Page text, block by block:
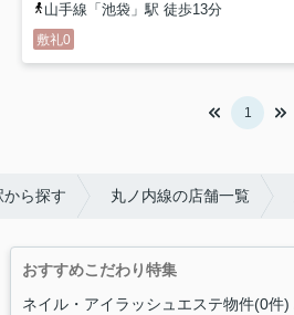
山手線「池袋」駅 徒歩13分
敷礼0
1
ら探す 丸ノ内線の店舗一覧
おすすめこだわり特集
ネイル・アイラッシュエステ物件(0件)